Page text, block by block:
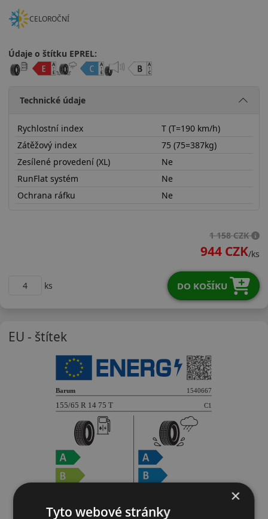
CELOROČNÍ
Údaje o štítku EPREL:
Technické údaje
Rychlostní index
T (T=190 km/h)
Zátěžový index
75 (75=387kg)
Zesílené provedení (XL)
Ne
RunFlat systém
Ne
Ochrana ráfku
Ne
1 158 CZK
944 CZK/ks
ks DO KOŠÍKU
EU - štítek
×
Tyto webové stránky